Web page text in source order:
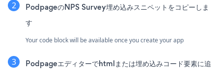
PodpageのNPS Survey埋め込みスニペットをコピーしま
す
Your code block will be available once you create your app
Podpageエディターでhtmlまたは埋め込みコード要素に追